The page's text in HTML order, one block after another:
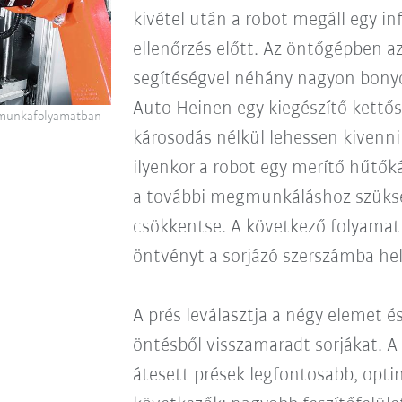
kivétel után a robot megáll egy
ellenőrzés előtt. Az öntőgépben
segítéségvel néhány nagyon
Auto Heinen egy kiegészítő
károsodás nélkül lehessen
ilyenkor a robot egy merítő
a további megmunkáláshoz
csökkentse. A következő
öntvényt a sorjázó szerszámba
A prés leválasztja a négy elemet
öntésből visszamaradt sorjákat.
átesett prések legfontosabb,